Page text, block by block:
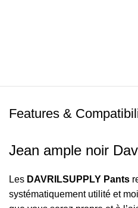
Features &
Jean ample noir
Les DAVRILSUPPLY Pants
systématiquement utilité et